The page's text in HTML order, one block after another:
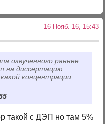
16 Нояб. 16, 15:43
озвученного раннее
на диссертацию
концентрации
такой с ДЭП но там 5%